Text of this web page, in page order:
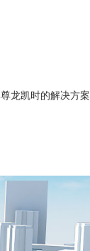
龙凯时的解决方案